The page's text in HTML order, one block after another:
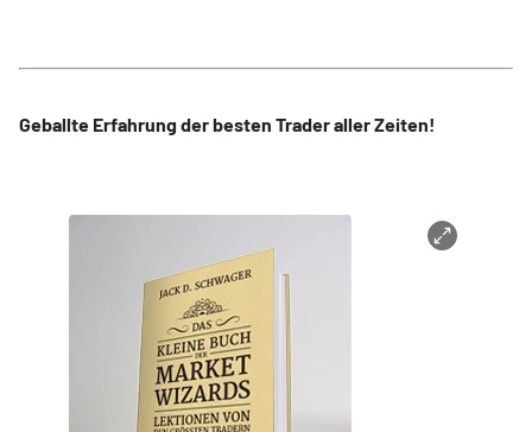
Geballte Erfahrung der besten Trader aller Zeiten!